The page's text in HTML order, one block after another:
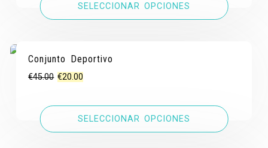
SELECCIONAR OPCIONES
Conjunto Deportivo
€45.00 El
original
€20.00
actual
es:
SELECCIONAR OPCIONES